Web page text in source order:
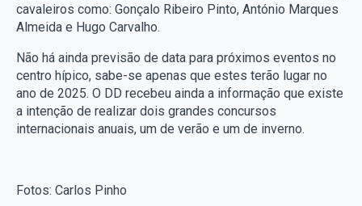
cavaleiros como: Gonçalo Ribeiro Pinto, António Marques
Almeida e Hugo Carvalho.
Não há ainda previsão de data para próximos eventos no
centro hípico, sabe-se apenas que estes terão lugar no
ano de 2025. O DD recebeu ainda a informação que existe
a intenção de realizar dois grandes concursos
internacionais anuais, um de verão e um de inverno.
Fotos: Carlos Pinho